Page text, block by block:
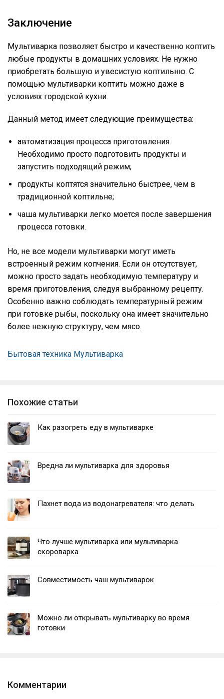
Заключение
Мультиварка позволяет быстро и качественно коптить
любые продукты в домашних условиях. Не нужно
приобретать большую и увесистую коптильню. С
помощью мультиварки коптить можно даже в
условиях городской кухни.
Данный метод имеет следующие преимущества:
автоматизация процесса приготовления.
Необходимо просто подготовить продукты и
запустить подходящий режим;
продукты коптятся значительно быстрее, чем в
традиционной коптильне;
чаша мультиварки легко моется после завершения
процесса готовки.
Но, не все модели мультиварки могут иметь
встроенный режим копчения. Если он отсутствует,
можно просто задать необходимую температуру и
время приготовления, следуя выбранному рецепту.
Особенно важно соблюдать температурный режим
при готовке рыбы, поскольку она имеет значительно
более нежную структуру, чем мясо.
Бытовая техника Мультиварка
Похожие статьи
Как разогреть еду в мультиварке
Вредна ли мультиварка для здоровья
Пахнет вода из водонагревателя: что делать
Что лучше мультиварка или мультиварка
скороварка
Совместимость чаш мультиварок
Можно ли открывать мультиварку во время
готовки
Комментарии